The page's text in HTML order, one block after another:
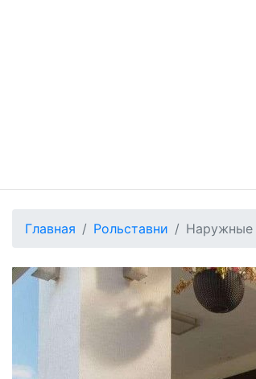
Главная Рольставни Наружные